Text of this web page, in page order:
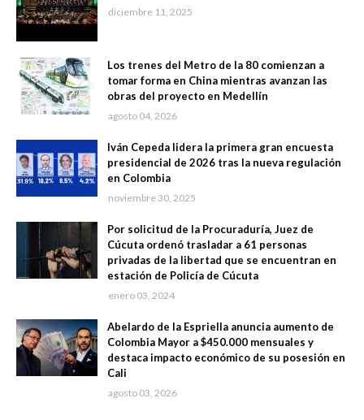
diciembre 11, 2025
Los trenes del Metro de la 80 comienzan a
tomar forma en China mientras avanzan las
obras del proyecto en Medellín
agosto 04, 2026
Iván Cepeda lidera la primera gran encuesta
presidencial de 2026 tras la nueva regulación
en Colombia
noviembre 30, 2025
Por solicitud de la Procuraduría, Juez de
Cúcuta ordenó trasladar a 61 personas
privadas de la libertad que se encuentran en
estación de Policía de Cúcuta
enero 03, 2024
Abelardo de la Espriella anuncia aumento de
Colombia Mayor a $450.000 mensuales y
destaca impacto económico de su posesión en
Cali
agosto 03, 2026